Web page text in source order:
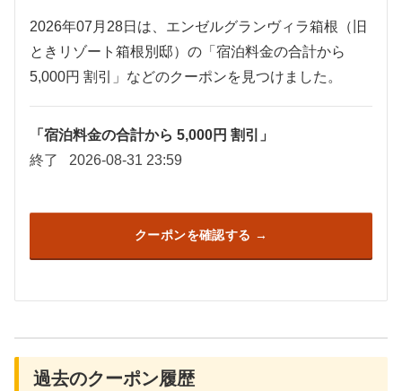
2026年07月28日は、エンゼルグランヴィラ箱根（旧
ときリゾート箱根別邸）の「宿泊料金の合計から
5,000円 割引」などのクーポンを見つけました。
「宿泊料金の合計から 5,000円 割引」
終了
2026-08-31 23:59
クーポンを確認する
過去のクーポン履歴